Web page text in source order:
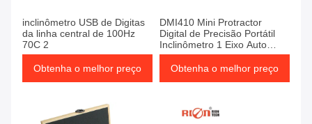
inclinômetro USB de Digitas
da linha central de 100Hz
70C 2
Obtenha o melhor preço
DMI410 Mini Protractor
Digital de Precisão Portátil
Inclinômetro 1 Eixo Auto
Ângulo
Obtenha o melhor preço